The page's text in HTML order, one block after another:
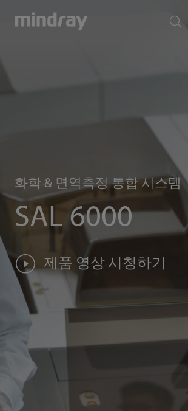
화학 & 면역측정 통합 시스템
SAL 6000
제품 영상 시청하기